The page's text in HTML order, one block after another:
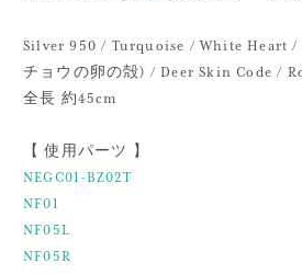
Silver 950 / Turquoise / White Heart /
チョウの卵の殻) / Deer Skin Code /
全長 約45cm
【 使用パーツ 】
NEGC01-BZ02T
NF01
NF05L
NF05R